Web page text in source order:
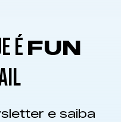
É FUN
e saiba